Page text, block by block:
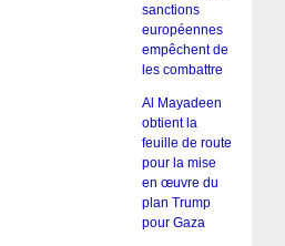
sanctions
européennes
empêchent de
les combattre
Al Mayadeen
obtient la
feuille de route
pour la mise
en œuvre du
plan Trump
pour Gaza